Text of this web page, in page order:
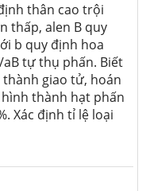
thân cao trội
thấp, alen B quy
b quy định hoa
aB tự thụ phấn. Biết
giao tử, hoán
thành hạt phấn
Xác định tỉ lệ loại